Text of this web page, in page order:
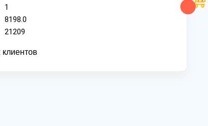
1
8198.0
21209